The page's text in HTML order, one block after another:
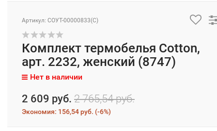
Артикул: СОУТ-00000833(C)
Комплект термобелья Cotton,
арт. 2232, женский (8747)
Нет в наличии
2 609 руб. 2 765,54 руб.
Экономия: 156,54 руб. (-6%)